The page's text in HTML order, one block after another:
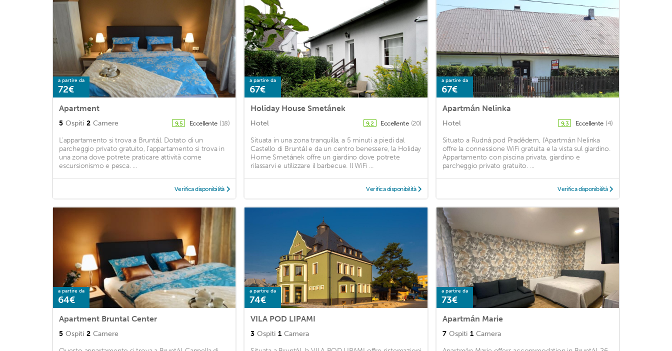
a partire da
72€
Apartment
5 Ospiti 2 Camere 9,5 Eccellente (18)
L'appartamento si trova a Bruntál. Dotato di un
parcheggio privato gratuito, l'appartamento si trova in
una zona dove potrete praticare attività come
escursionismo e pesca. ...
Verifica disponibilità
a partire da
67€
Holiday House Smetánek
Hotel 9,2 Eccellente (20)
Situata in una zona tranquilla, a 5 minuti a piedi dal
Castello di Bruntál e da un centro benessere, la Holiday
Home Smetánek offre un giardino dove potrete
rilassarvi e utilizzare il barbecue. Il WiFi ...
Verifica disponibilità
a partire da
67€
Apartmán Nelinka
Hotel 9,3 Eccellente (4)
Situato a Rudná pod Pradědem, l'Apartmán Nelinka
offre la connessione WiFi gratuita e la vista sul giardino.
Appartamento con piscina privata, giardino e
parcheggio privato gratuito. ...
Verifica disponibilità
a partire da
64€
Apartment Bruntal Center
5 Ospiti 2 Camere
a partire da
74€
VILA POD LIPAMI
3 Ospiti 1 Camera
a partire da
73€
Apartmán Marie
7 Ospiti 1 Camera